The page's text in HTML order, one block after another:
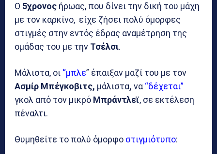
Ο 5χρονος ήρωας, που δίνει την δική του μάχη
με τον καρκίνο, είχε ζήσει πολύ όμορφες
στιγμές στην εντός έδρας αναμέτρηση της
ομάδας του με την Τσέλσι.
Μάλιστα, οι “μπλε” έπαιξαν μαζί του με τον
Ασμίρ Μπέγκοβιτς, μάλιστα, να “δέχεται”
γκολ από τον μικρό Μπράντλεϊ, σε εκτέλεση
πέναλτι.
Θυμηθείτε το πολύ όμορφο στιγμιότυπο: